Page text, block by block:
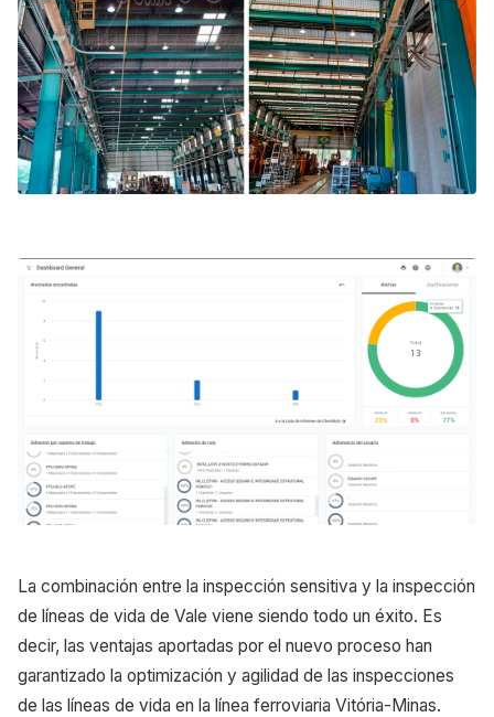
La combinación entre la inspección sensitiva y la inspección
de líneas de vida de Vale viene siendo todo un éxito. Es
decir, las ventajas aportadas por el nuevo proceso han
garantizado la optimización y agilidad de las inspecciones
de las líneas de vida en la línea ferroviaria Vitória-Minas.